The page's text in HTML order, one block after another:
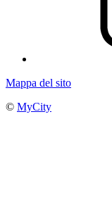
Mappa del sito
© MyCity